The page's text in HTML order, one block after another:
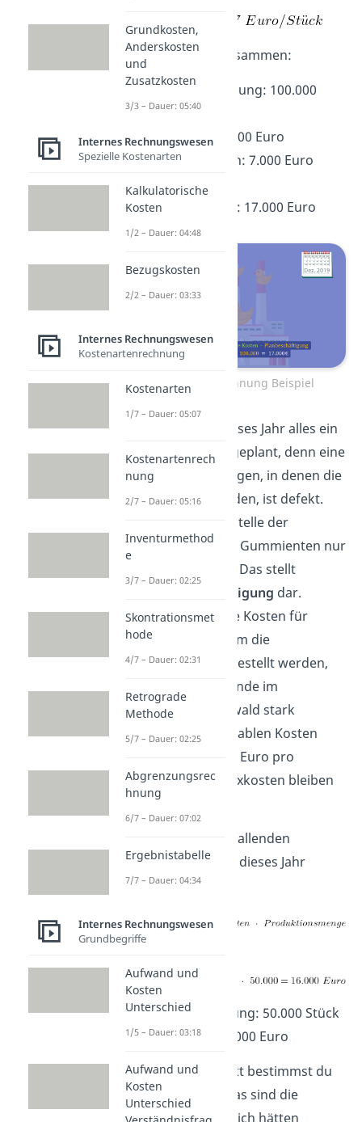
Also fassen wir zusammen:
Planbeschäftigung: 100.000
Stück
Fixkosten: 10.000 Euro
variable Kosten: 7.000 Euro
(0,07€ / Stück)
Gesamtkosten: 17.000 Euro
Plankostenrechnung Beispiel
Allerdings kam dieses Jahr alles ein
wenig anders als geplant, denn eine
deiner Lackieranlagen, in denen die
Enten bemalt werden, ist defekt.
Daher wurden anstelle der
geplanten 100.000 Gummienten nur
50.000 produziert. Das stellt
Ist-Beschäftigung dar.
Außerdem sind die Kosten für
Kautschuk, aus dem die
Gummienten hergestellt werden,
auf Grund der Brände im
Amazonas-Regenwald stark
gestiegen. Die variablen Kosten
betragen nun 0,12 Euro pro
Gummiente. Die Fixkosten bleiben
allerdings gleich.
Die tatsächlich anfallenden
Gesamtkosten für dieses Jahr
betragen also:
Ist-Beschäftigung: 50.000 Stück
Ist-Kosten: 16.000 Euro
Im nächsten Schritt bestimmst du
dieSoll-Kosten.
Das sind die
Kosten, die eigentlich hätten
Grundkosten,
Anderskosten
und
Zusatzkosten
3/3 – Dauer: 05:40
Internes Rechnungswesen
Spezielle Kostenarten
Kalkulatorische
Kosten
1/2 – Dauer: 04:48
Bezugskosten
2/2 – Dauer: 03:33
Internes Rechnungswesen
Kostenartenrechnung
Kostenarten
1/7 – Dauer: 05:07
Kostenartenrech
nung
2/7 – Dauer: 05:16
Inventurmethod
e
3/7 – Dauer: 02:25
Skontrationsmet
hode
4/7 – Dauer: 02:31
Retrograde
Methode
5/7 – Dauer: 02:25
Abgrenzungsrec
hnung
6/7 – Dauer: 07:02
Ergebnistabelle
7/7 – Dauer: 04:34
Internes Rechnungswesen
Grundbegriffe
Aufwand und
Kosten
Unterschied
1/5 – Dauer: 03:18
Aufwand und
Kosten
Unterschied